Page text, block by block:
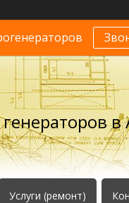
Услуги (ремонт)